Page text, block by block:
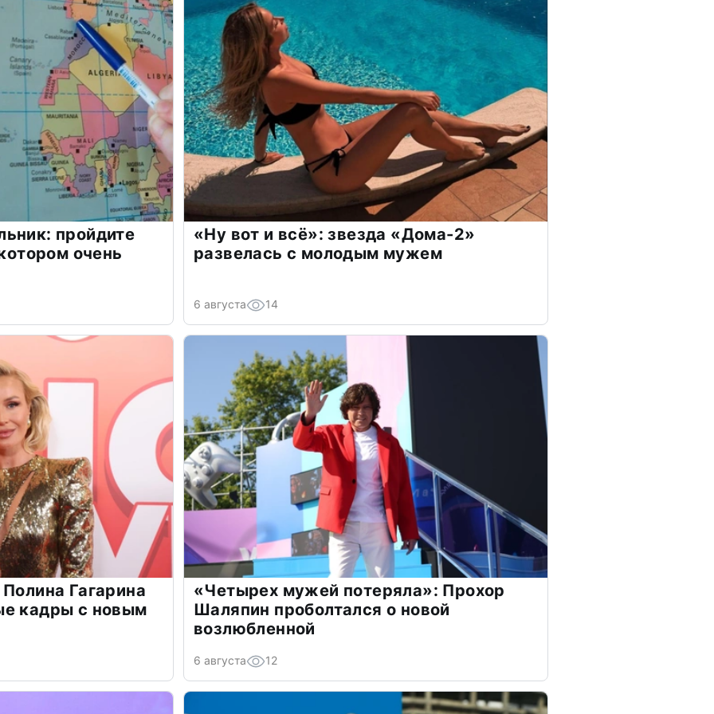
пройдите
очень
«Ну вот и всё»: звезда «Дома-2»
развелась с молодым мужем
6 августа 14
Гагарина
кадры с новым
«Четырех мужей потеряла»: Прохор
Шаляпин проболтался о новой
возлюбленной
6 августа 12